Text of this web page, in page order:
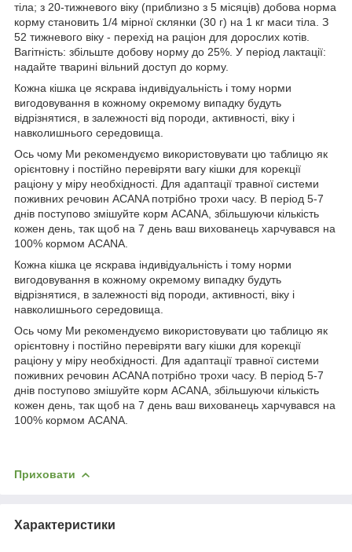
тіла; з 20-тижневого віку (приблизно з 5 місяців) добова норма
корму становить 1/4 мірної склянки (30 г) на 1 кг маси тіла. З
52 тижневого віку - перехід на раціон для дорослих котів.
Вагітність: збільште добову норму до 25%. У період лактації:
надайте тварині вільний доступ до корму.
Кожна кішка це яскрава індивідуальність і тому норми
вигодовування в кожному окремому випадку будуть
відрізнятися, в залежності від породи, активності, віку і
навколишнього середовища.
Ось чому Ми рекомендуємо використовувати цю таблицю як
орієнтовну і постійно перевіряти вагу кішки для корекції
раціону у міру необхідності. Для адаптації травної системи
поживних речовин ACANA потрібно трохи часу. В період 5-7
днів поступово змішуйте корм ACANA, збільшуючи кількість
кожен день, так щоб на 7 день ваш вихованець харчувався на
100% кормом ACANA.
Кожна кішка це яскрава індивідуальність і тому норми
вигодовування в кожному окремому випадку будуть
відрізнятися, в залежності від породи, активності, віку і
навколишнього середовища.
Ось чому Ми рекомендуємо використовувати цю таблицю як
орієнтовну і постійно перевіряти вагу кішки для корекції
раціону у міру необхідності. Для адаптації травної системи
поживних речовин ACANA потрібно трохи часу. В період 5-7
днів поступово змішуйте корм ACANA, збільшуючи кількість
кожен день, так щоб на 7 день ваш вихованець харчувався на
100% кормом ACANA.
Приховати
Характеристики